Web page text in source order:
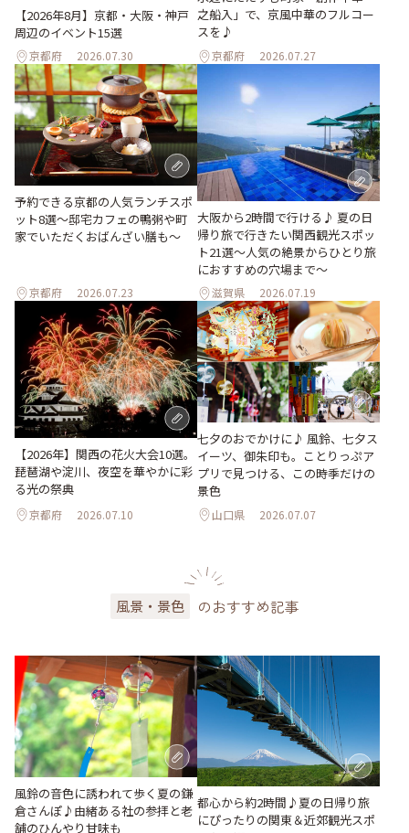
【2026年8月】京都・大阪・神戸
周辺のイベント15選
京都府 2026.07.30
之船入」で、京風中華のフルコー
スを♪
京都府 2026.07.27
予約できる京都の人気ランチスポ
ット8選～邸宅カフェの鴨粥や町
家でいただくおばんざい膳も～
京都府 2026.07.23
大阪から2時間で行ける♪ 夏の日
帰り旅で行きたい関西観光スポッ
ト21選～人気の絶景からひとり旅
におすすめの穴場まで～
滋賀県 2026.07.19
【2026年】関西の花火大会10選。
琵琶湖や淀川、夜空を華やかに彩
る光の祭典
京都府 2026.07.10
七夕のおでかけに♪ 風鈴、七夕ス
イーツ、御朱印も。ことりっぷア
プリで見つける、この時季だけの
景色
山口県 2026.07.07
風景・景色 のおすすめ記事
風鈴の音色に誘われて歩く夏の鎌
倉さんぽ♪由緒ある社の参拝と老
舗のひんやり甘味も
都心から約2時間♪夏の日帰り旅
にぴったりの関東＆近郊観光スポ